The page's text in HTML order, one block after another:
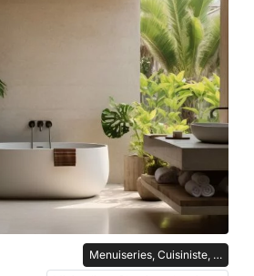
Menuiseries, Cuisiniste, Salles de bain